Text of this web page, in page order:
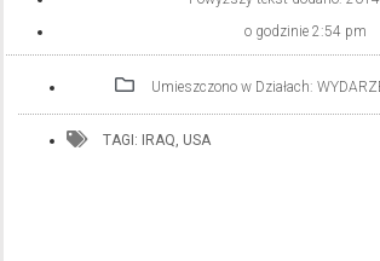
o godzinie 2:54 pm
Umieszczono w Działach:
TAGI: IRAQ, USA